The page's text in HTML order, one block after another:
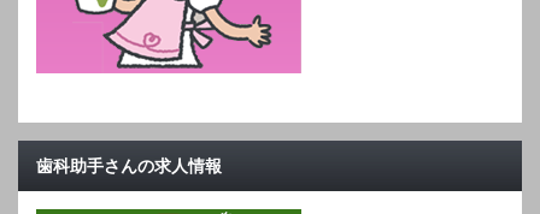
歯科助手さんの求人情報